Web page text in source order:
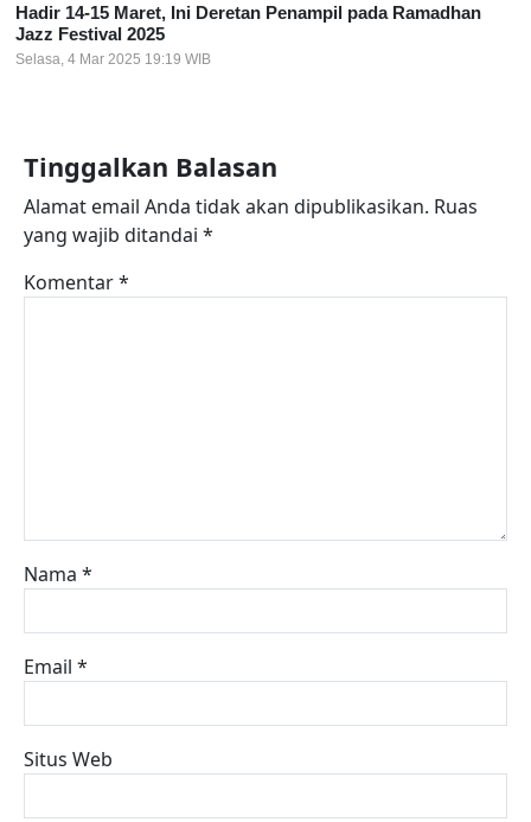
Hadir 14-15 Maret, Ini Deretan Penampil pada Ramadhan
Jazz Festival 2025
Selasa, 4 Mar 2025 19:19 WIB
Tinggalkan Balasan
Alamat email Anda tidak akan dipublikasikan. Ruas
yang wajib ditandai *
Komentar*
Nama *
Email *
Situs Web